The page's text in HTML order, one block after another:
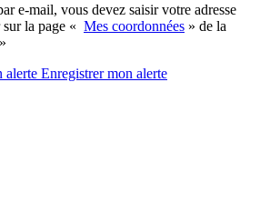
e-mail, vous devez saisir votre adresse
la page « Mes coordonnées » de la
alerte Enregistrermon alerte